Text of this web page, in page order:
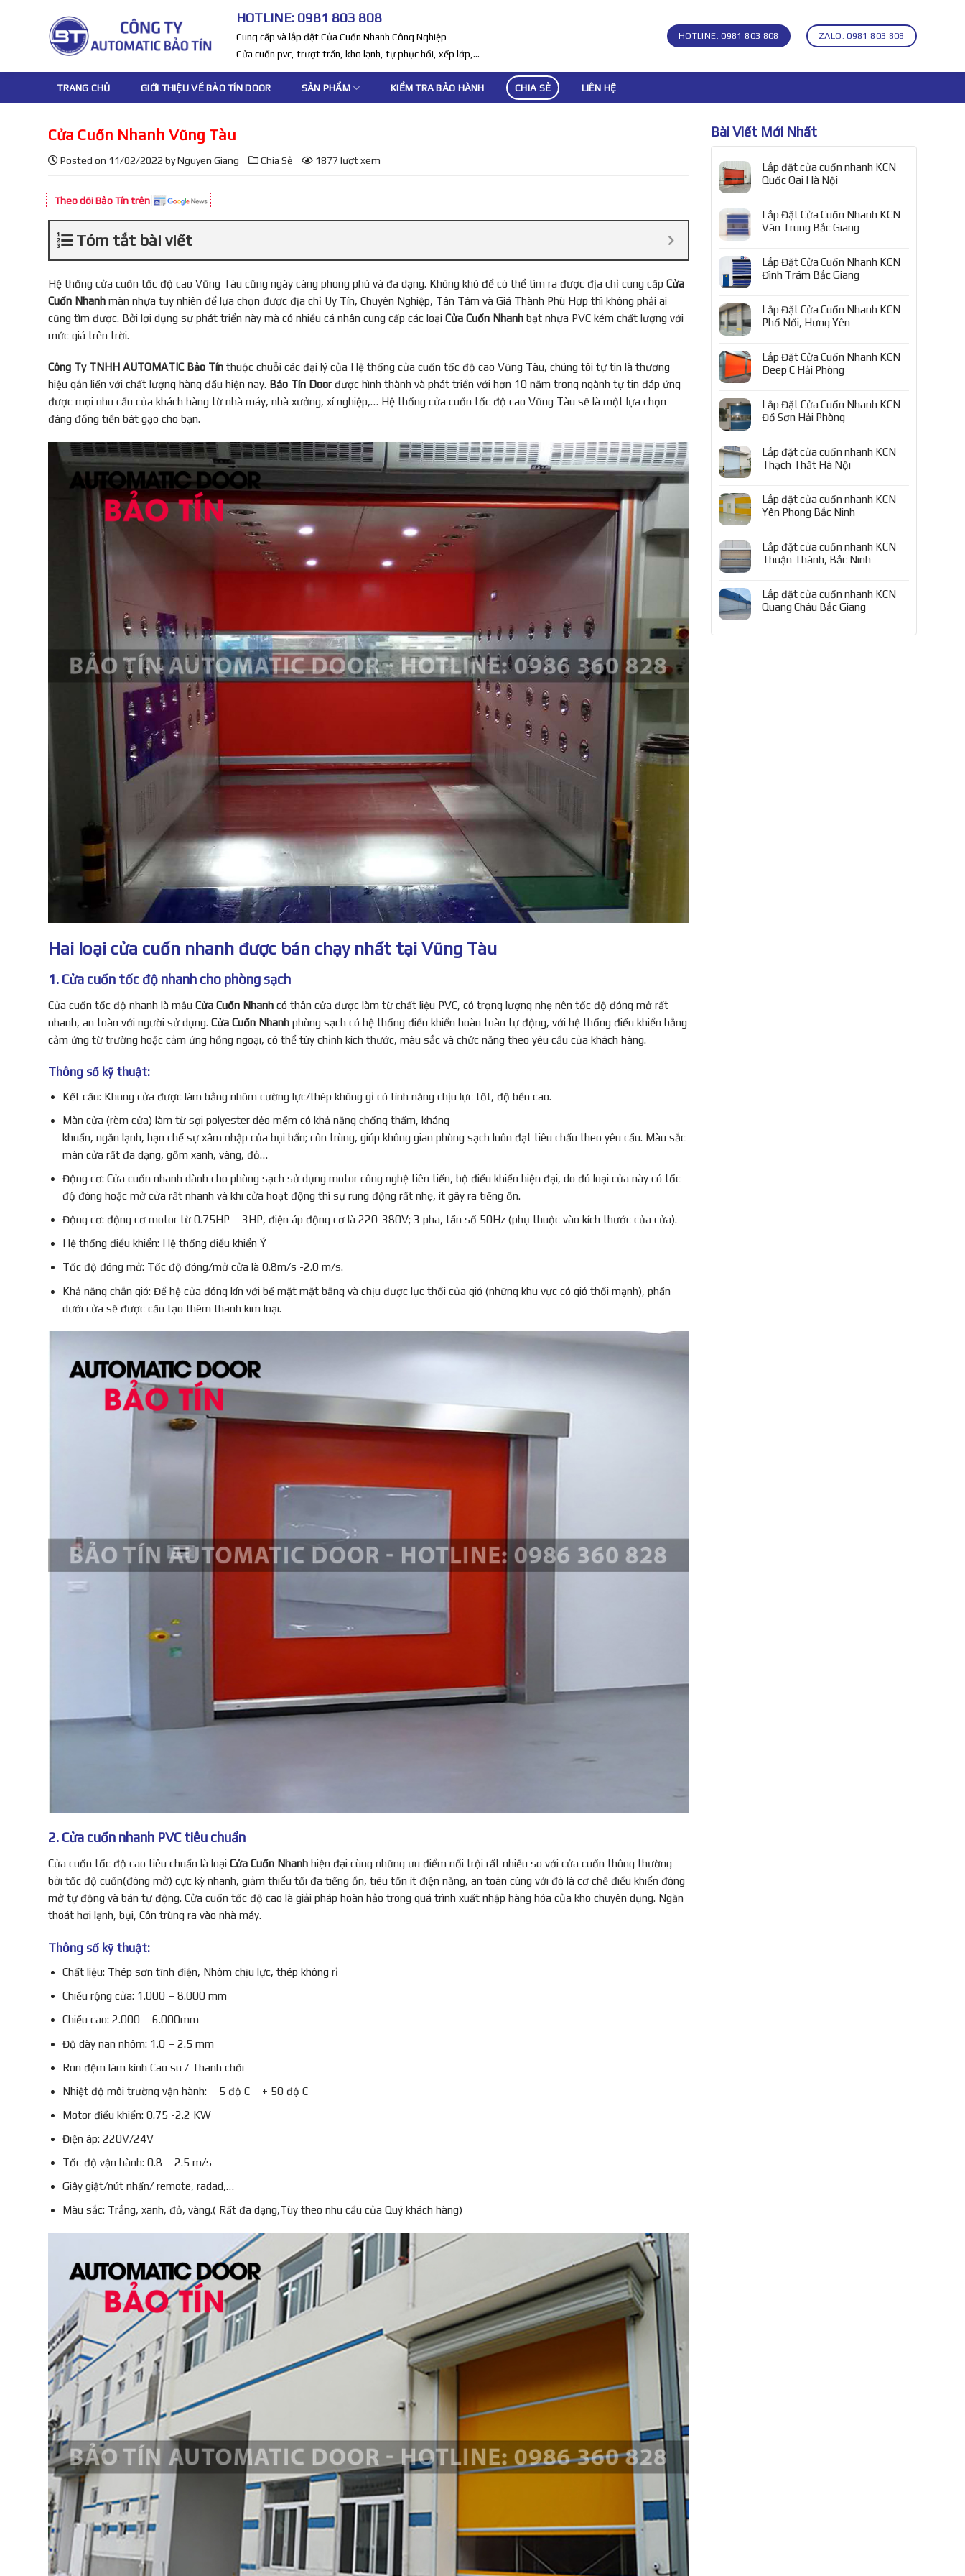
HOTLINE: 0981 803 808
Cung cấp và lắp đặt Cửa Cuốn Nhanh Công Nghiệp
Cửa cuốn pvc, trượt trần, kho lạnh, tự phục hồi, xếp lớp,...
HOTLINE: 0981 803 808 ZALO: 0981 803 808
TRANG CHỦ GIỚI THIỆU VỀ BẢO TÍN DOOR SẢN PHẨM KIỂM TRA BẢO HÀNH CHIA SẺ LIÊN HỆ
Cửa Cuốn Nhanh Vũng Tàu
Posted on 11/02/2022 byNguyen Giang Chia Sẻ 1877 lượt xem
Theo dõi Bảo Tín trên
Tóm tắt bài viết
Hệ thống cửa cuốn tốc độ cao Vũng Tàu cũng ngày càng phong phú và đa dạng. Không khó để có thể tìm ra được địa chỉ cung cấp Cửa
Cuốn Nhanh màn nhựa tuy nhiên để lựa chọn được địa chỉ Uy Tín, Chuyên Nghiệp, Tân Tâm và Giá Thành Phù Hợp thì không phải ai
cũng tìm được. Bởi lợi dụng sự phát triển này mà có nhiều cá nhân cung cấp các loại Cửa Cuốn Nhanh bạt nhựa PVC kém chất lượng với
mức giá trên trời.
Công Ty TNHH AUTOMATIC Bảo Tín thuộc chuỗi các đại lý của Hệ thống cửa cuốn tốc độ cao Vũng Tàu, chúng tôi tự tin là thương
hiệu gắn liền với chất lượng hàng đầu hiện nay. Bảo Tín Doorđược hình thành và phát triển với hơn 10 năm trong ngành tự tin đáp ứng
được mọi nhu cầu của khách hàng từ nhà máy, nhà xưởng, xí nghiệp,… Hệ thống cửa cuốn tốc độ cao Vũng Tàu sẽ là một lựa chọn
đáng đồng tiền bát gạo cho bạn.
Hai loại cửa cuốn nhanh được bán chạy nhất tại Vũng Tàu
1. Cửa cuốn tốc độ nhanh cho phòng sạch
Cửa cuốn tốc độ nhanh là mẫu Cửa Cuốn Nhanh có thân cửa được làm từ chất liệu PVC, có trọng lượng nhẹ nên tốc độ đóng mở rất
nhanh, an toàn với người sử dụng. Cửa Cuốn Nhanh phòng sạch có hệ thống điều khiển hoàn toàn tự động, với hệ thống điều khiển bằng
cảm ứng từ trường hoặc cảm ứng hồng ngoại, có thể tùy chỉnh kích thước, màu sắc và chức năng theo yêu cầu của khách hàng.
Thông số kỹ thuật:
Kết cấu: Khung cửa được làm bằng nhôm cường lực/thép không gỉ có tính năng chịu lực tốt, độ bền cao.
Màn cửa (rèm cửa) làm từ sợi polyester dẻo mềm có khả năng chống thấm, kháng
khuẩn, ngăn lạnh, hạn chế sự xâm nhập của bụi bẩn; côn trùng, giúp không gian phòng sạch luôn đạt tiêu chấu theo yêu cầu. Màu sắc
màn cửa rất đa dạng, gồm xanh, vàng, đỏ…
Động cơ: Cửa cuốn nhanh dành cho phòng sạch sử dụng motor công nghệ tiên tiến, bộ điều khiển hiện đại, do đó loại cửa này có tốc
độ đóng hoặc mở cửa rất nhanh và khi cửa hoạt động thì sự rung động rất nhẹ, ít gây ra tiếng ồn.
Động cơ: động cơ motor từ 0.75HP – 3HP, điện áp động cơ là 220-380V; 3 pha, tần số 50Hz (phụ thuộc vào kích thước của cửa).
Hệ thống điều khiển: Hệ thống điều khiển Ý
Tốc độ đóng mở: Tốc độ đóng/mở cửa là 0.8m/s -2.0 m/s.
Khả năng chắn gió: Để hệ cửa đóng kín với bề mặt mặt bằng và chịu được lực thổi của gió (những khu vực có gió thổi mạnh), phần
dưới cửa sẽ được cấu tạo thêm thanh kim loại.
2. Cửa cuốn nhanh PVC tiêu chuẩn
Cửa cuốn tốc độ cao tiêu chuẩn là loại Cửa Cuốn Nhanh hiện đại cùng những ưu điểm nổi trội rất nhiều so với cửa cuốn thông thường
bởi tốc độ cuốn(đóng mở) cực kỳ nhanh, giảm thiểu tối đa tiếng ồn, tiêu tốn ít điện năng, an toàn cùng với đó là cơ chế điều khiển đóng
mở tự động và bán tự động. Cửa cuốn tốc độ cao là giải pháp hoàn hảo trong quá trình xuất nhập hàng hóa của kho chuyên dụng. Ngăn
thoát hơi lạnh, bụi, Côn trùng ra vào nhà máy.
Thông số kỹ thuật:
Chất liệu: Thép sơn tĩnh điện, Nhôm chịu lực, thép không rỉ
Chiều rộng cửa: 1.000 – 8.000 mm
Chiều cao: 2.000 – 6.000mm
Độ dày nan nhôm: 1.0 – 2.5 mm
Ron đệm làm kính Cao su / Thanh chối
Nhiệt độ môi trường vận hành: – 5 độ C – + 50 độ C
Motor điều khiển: 0.75 -2.2 KW
Điện áp: 220V/24V
Tốc độ vận hành: 0.8 – 2.5 m/s
Giây giật/nút nhấn/ remote, radad,…
Màu sắc: Trắng, xanh, đỏ, vàng.( Rất đa dạng,Tùy theo nhu cầu của Quý khách hàng)
Bài Viết Mới Nhất
Lắp đặt cửa cuốn nhanh KCN
Quốc Oai Hà Nội
Lắp Đặt Cửa Cuốn Nhanh KCN
Vân Trung Bắc Giang
Lắp Đặt Cửa Cuốn Nhanh KCN
Đình Trám Bắc Giang
Lắp Đặt Cửa Cuốn Nhanh KCN
Phố Nối, Hưng Yên
Lắp Đặt Cửa Cuốn Nhanh KCN
Deep C Hải Phòng
Lắp Đặt Cửa Cuốn Nhanh KCN
Đồ Sơn Hải Phòng
Lắp đặt cửa cuốn nhanh KCN
Thạch Thất Hà Nội
Lắp đặt cửa cuốn nhanh KCN
Yên Phong Bắc Ninh
Lắp đặt cửa cuốn nhanh KCN
Thuận Thành, Bắc Ninh
Lắp đặt cửa cuốn nhanh KCN
Quang Châu Bắc Giang